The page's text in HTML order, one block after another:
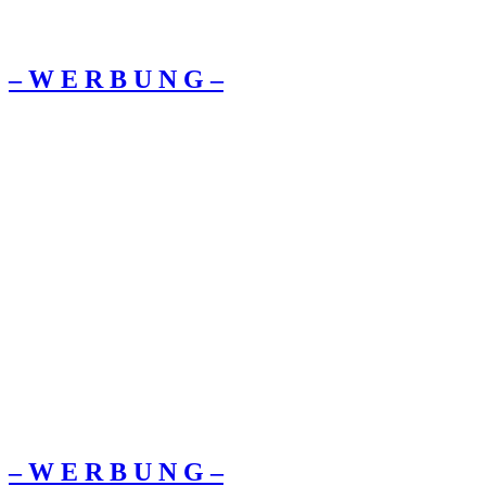
– W Ε R Β U Ν G –
– W Ε R Β U Ν G –